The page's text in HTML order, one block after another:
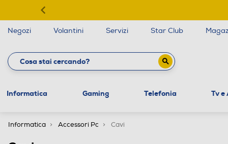
Negozi Volantini Servizi Star Club
Informatica Gaming Telefonia Tv e
Informatica Accessori Pc Cavi